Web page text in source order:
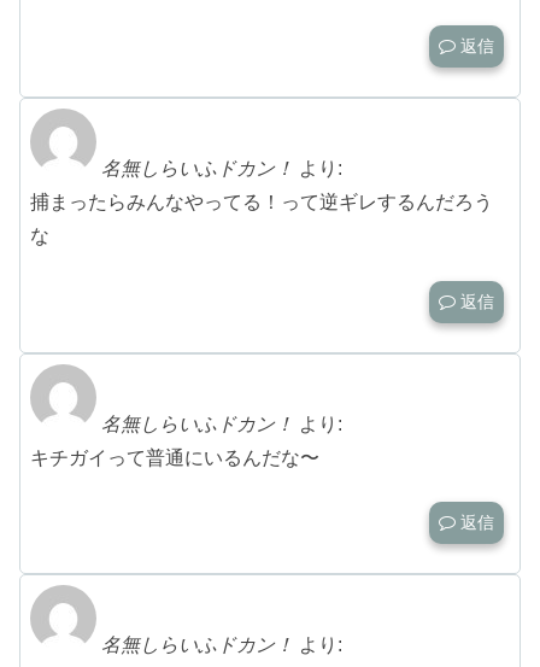
返信
名無しらいふドカン！ より:
捕まったらみんなやってる！って逆ギレするんだろう
な
返信
名無しらいふドカン！ より:
キチガイって普通にいるんだな〜
返信
名無しらいふドカン！ より: